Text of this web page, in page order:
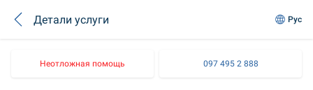
Детали услуги Рус
Неотложная помощь 097 495 2 888